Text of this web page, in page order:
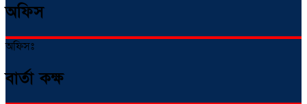
অফিস
অফিসঃ
বার্তা কক্ষ